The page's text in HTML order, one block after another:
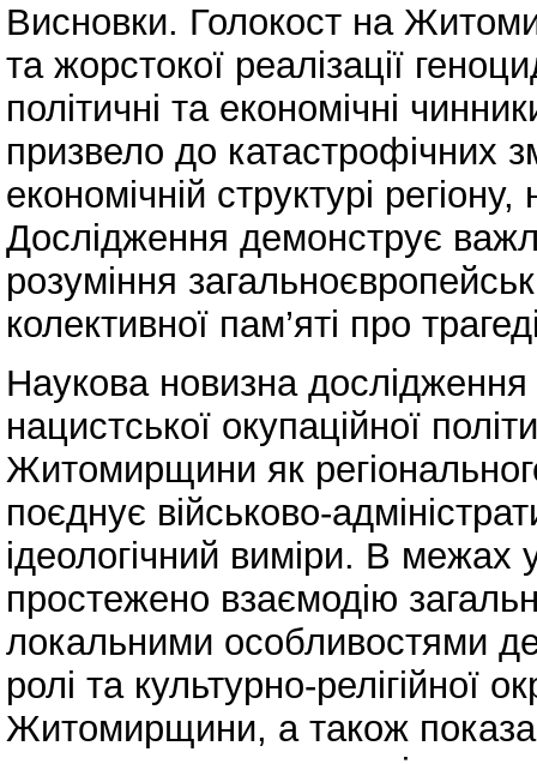
Висновки. Голокост на
та жорстокої реалізації
політичні та економічні
призвело до катастрофічних
економічній структурі
Дослідження демонструє
розуміння
колективної пам’яті про
Наукова новизна
нацистської окупаційної
Житомирщини як
поєднує військово-
ідеологічний виміри. В межах
простежено взаємодію
локальними особливостями
ролі та культурно-релігійної
Житомирщини, а також